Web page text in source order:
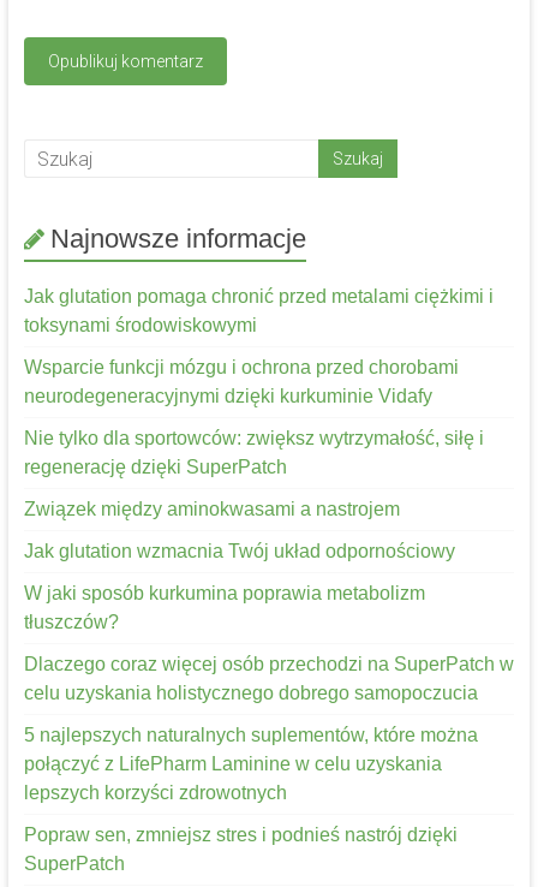
Najnowsze informacje
Jak glutation pomaga chronić przed metalami ciężkimi i
toksynami środowiskowymi
Wsparcie funkcji mózgu i ochrona przed chorobami
neurodegeneracyjnymi dzięki kurkuminie Vidafy
Nie tylko dla sportowców: zwiększ wytrzymałość, siłę i
regenerację dzięki SuperPatch
Związek między aminokwasami a nastrojem
Jak glutation wzmacnia Twój układ odpornościowy
W jaki sposób kurkumina poprawia metabolizm
tłuszczów?
Dlaczego coraz więcej osób przechodzi na SuperPatch w
celu uzyskania holistycznego dobrego samopoczucia
5 najlepszych naturalnych suplementów, które można
połączyć z LifePharm Laminine w celu uzyskania
lepszych korzyści zdrowotnych
Popraw sen, zmniejsz stres i podnieś nastrój dzięki
SuperPatch